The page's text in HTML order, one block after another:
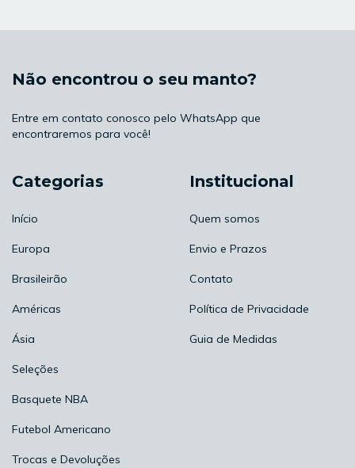
Não encontrou o seu manto?
Entre em contato conosco pelo WhatsApp que
encontraremos para você!
Categorias
Início
Europa
Brasileirão
Américas
Ásia
Seleções
Basquete NBA
Futebol Americano
Trocas e Devoluções
Institucional
Quem somos
Envio e Prazos
Contato
Política de Privacidade
Guia de Medidas